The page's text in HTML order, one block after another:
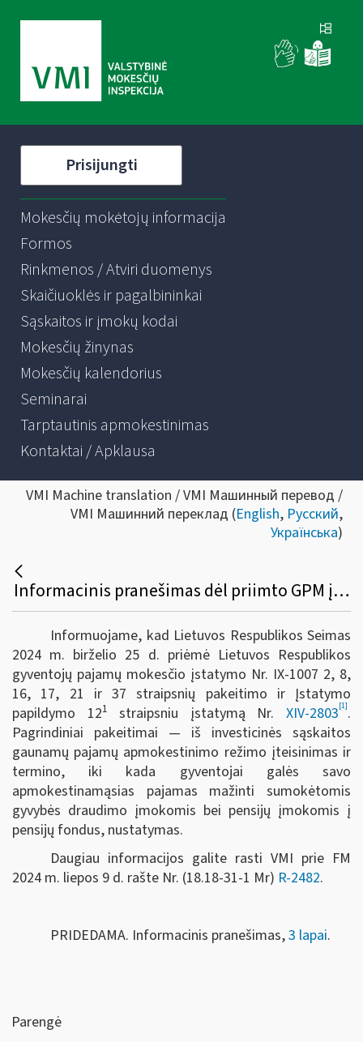
Prisijungti
Mokesčių mokėtojų informacija
Formos
Rinkmenos / Atviri duomenys
Skaičiuoklės ir pagalbininkai
Sąskaitos ir įmokų kodai
Mokesčių žinynas
Mokesčių kalendorius
Seminarai
Tarptautinis apmokestinimas
Kontaktai / Apklausa
VMI Machine translation / VMI Машинный перевод /
VMI Машинний переклад (English, Русский,
Українська)
Informacinis pranešimas dėl priimto GPM įstatymo Nr. LX- 1007 2, 8, 16, 17, 21 ir 37 straipsnių pakeitimo ir įstatymo papildymo 12-1 straipsniu įstatymo Nr. XIV-2803
Informuojame, kad Lietuvos Respublikos Seimas
2024 m. birželio 25 d. priėmė Lietuvos Respublikos
gyventojų pajamų mokesčio įstatymo Nr. IX-1007 2, 8,
16, 17, 21 ir 37 straipsnių pakeitimo ir Įstatymo
papildymo 121 straipsniu įstatymą Nr.XIV-2803[1].
Pagrindiniai pakeitimai — iš investicinės sąskaitos
gaunamų pajamų apmokestinimo režimo įteisinimas ir
termino, iki kada gyventojai galės savo
apmokestinamąsias pajamas mažinti sumokėtomis
gyvybės draudimo įmokomis bei pensijų įmokomis į
pensijų fondus, nustatymas.
Daugiau informacijos galite rasti VMI prie FM
2024 m. liepos 9 d. rašte Nr. (18.18-31-1 Mr) R-2482.
PRIDEDAMA. Informacinis pranešimas,3 lapai.
Parengė